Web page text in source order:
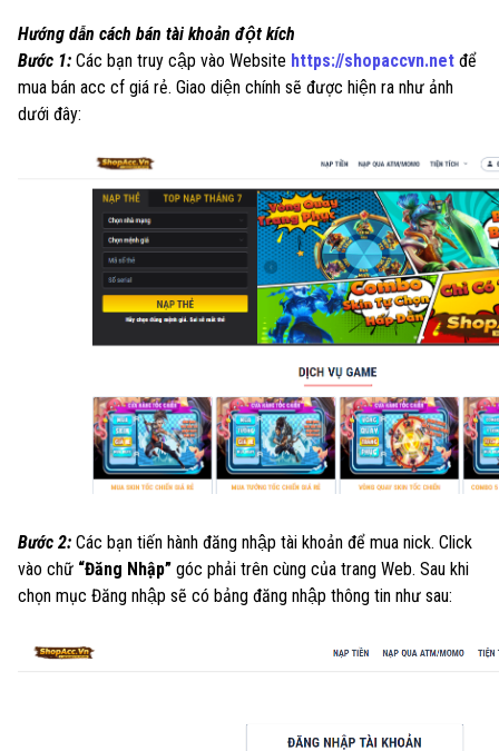
Hướng dẫn cách bán tài khoản đột kích
Bước 1: Các bạn truy cập vào Website https://shopaccvn.net để
mua bán acc cf giá rẻ. Giao diện chính sẽ được hiện ra như ảnh
dưới đây:
Bước 2: Các bạn tiến hành đăng nhập tài khoản để mua nick. Click
vào chữ “Đăng Nhập” góc phải trên cùng của trang Web. Sau khi
chọn mục Đăng nhập sẽ có bảng đăng nhập thông tin như sau: